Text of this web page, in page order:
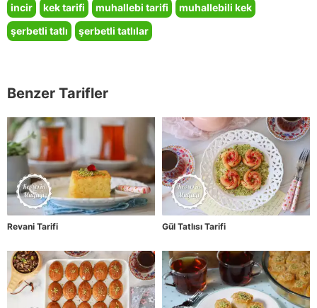
incir
kek tarifi muhallebi tarifi
muhallebili kek
şerbetli tatlı
şerbetli tatlılar
Benzer Tarifler
Revani Tarifi Gül Tatlısı Tarifi